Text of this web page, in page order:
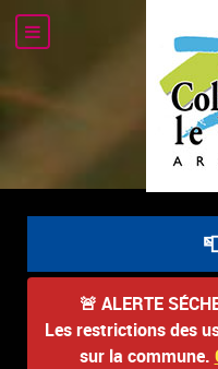
🚨 ALERTE
Les restrictions des
sur la commune.